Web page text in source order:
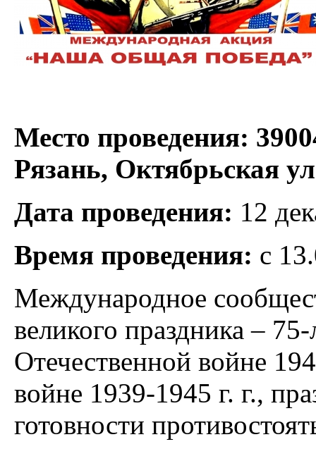
Место проведения:
Рязань, Октябрьская
Дата проведения: 12
Время проведения: с
Международное
великого праздника –
Отечественной войне
войне 1939-1945 г. г.,
готовности